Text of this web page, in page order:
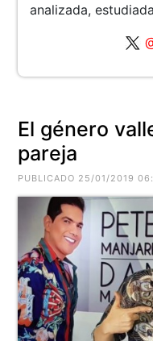
analizada,
El género
pareja
PUBLICADO 25/01/2019